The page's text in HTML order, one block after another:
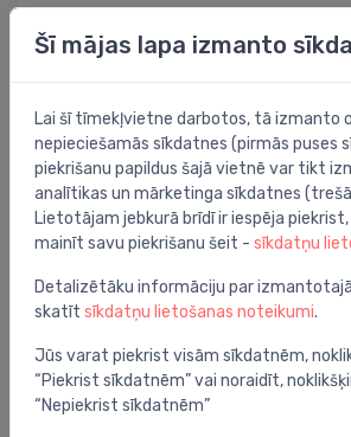
dušas paliktnis Classic, 900x900
balts
Jums varētu arī
Šī mājas lapa izmanto
Lai šī tīmekļvietne darbotos, tā izmanto
nepieciešamās sīkdatnes (pirmās puses
piekrišanu papildus šajā vietnē var tikt
analītikas un mārketinga sīkdatnes
Lietotājam jebkurā brīdī ir iespēja
mainīt savu piekrišanu šeit - sīkdatņu
Detalizētāku informāciju par
skatīt sīkdatņu lietošanas noteikumi.
Jūs varat piekrist visām sīkdatnēm,
“Piekrist sīkdatnēm” vai noraidīt,
“Nepiekrist sīkdatnēm”